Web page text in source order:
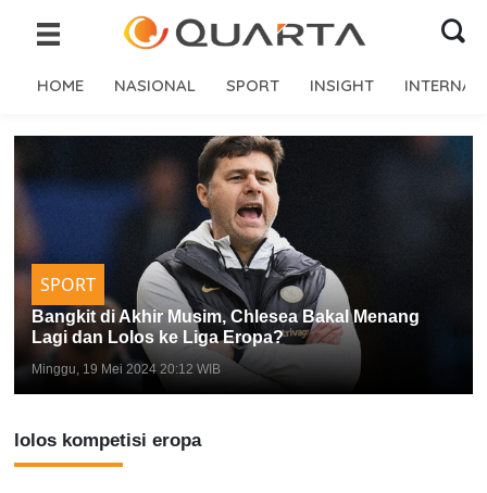
HOME NASIONAL SPORT INSIGHT
SPORT
Bangkit di Akhir Musim, Chlesea Bakal Menang
Lagi dan Lolos ke Liga Eropa?
Minggu, 19 Mei 2024 20:12 WIB
lolos kompetisi eropa